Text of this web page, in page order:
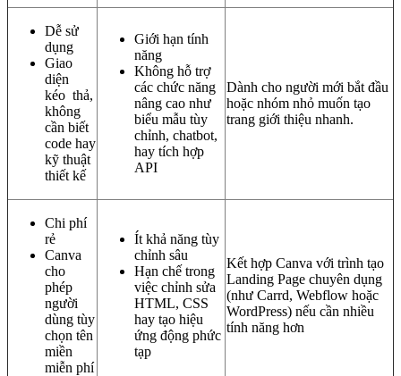
Dễ sử
dụng
Giao
diện
kéo thả,
không
cần biết
code hay
kỹ thuật
thiết kế
Giới hạn tính
năng
Không hỗ trợ
các chức năng
nâng cao như
biểu mẫu tùy
chỉnh, chatbot,
hay tích hợp
API
Dành cho người mới bắt đầu
hoặc nhóm nhỏ muốn tạo
trang giới thiệu nhanh.
Chi phí
rẻ
Canva
cho
phép
người
dùng tùy
chọn tên
miền
miễn phí
Ít khả năng tùy
chỉnh sâu
Hạn chế trong
việc chỉnh sửa
HTML, CSS
hay tạo hiệu
ứng động phức
tạp
Kết hợp Canva với trình tạo
Landing Page chuyên dụng
(như Carrd, Webflow hoặc
WordPress) nếu cần nhiều
tính năng hơn